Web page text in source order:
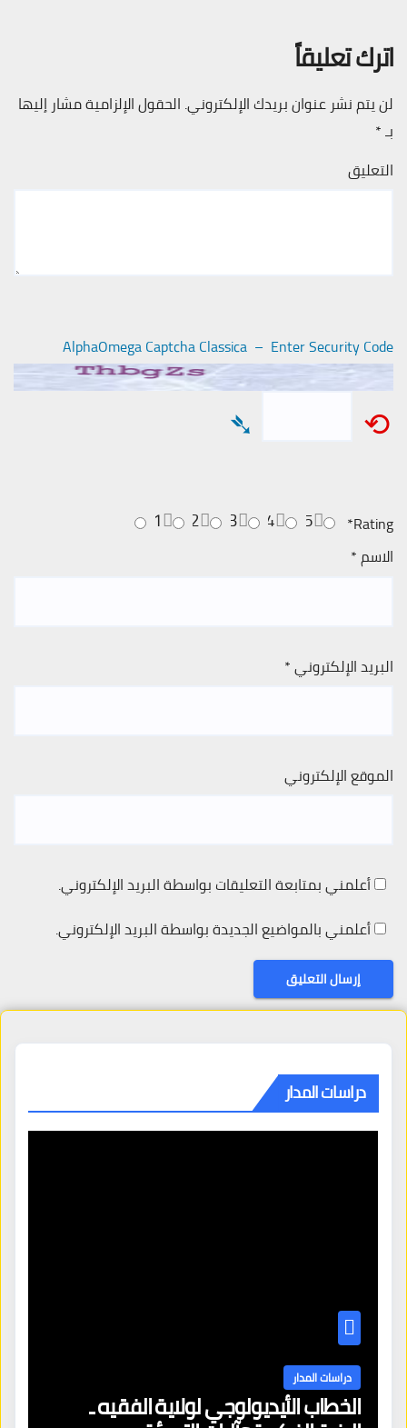
اترك تعليقاً
لن يتم نشر عنوان بريدك الإلكتروني. الحقول الإلزامية مشار إليها
بـ*
التعليق
AlphaOmega Captcha Classica – Enter Security Code
⟲
➴
Rating
*
5
4
3
2
1
الاسم*
البريد الإلكتروني*
الموقع الإلكتروني
أعلمني بمتابعة التعليقات بواسطة البريد الإلكتروني.
أعلمني بالمواضيع الجديدة بواسطة البريد الإلكتروني.
دراسات المدار
دراسات المدار
الخطاب الأيديولوجي لولاية الفقيه ـ